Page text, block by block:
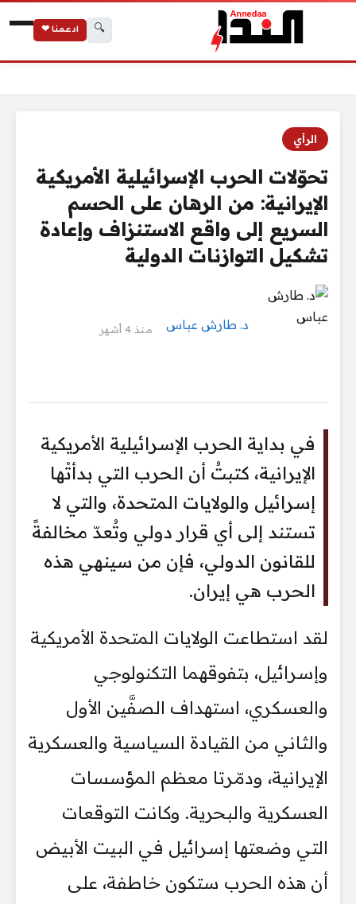
🔍 ادعمنا ❤
الرأي
تحوّلات الحرب الإسرائيلية الأمريكية
الإيرانية: من الرهان على الحسم
السريع إلى واقع الاستنزاف وإعادة
تشكيل التوازنات الدولية
د. طارش عباس منذ 4 أشهر
في بداية الحرب الإسرائيلية الأمريكية
الإيرانية، كتبتُ أن الحرب التي بدأتْها
إسرائيل والولايات المتحدة، والتي لا
تستند إلى أي قرار دولي وتُعدّ مخالفةً
للقانون الدولي، فإن من سينهي هذه
الحرب هي إيران.
لقد استطاعت الولايات المتحدة الأمريكية
وإسرائيل، بتفوقهما التكنولوجي
والعسكري، استهداف الصفَّين الأول
والثاني من القيادة السياسية والعسكرية
الإيرانية، ودمّرتا معظم المؤسسات
العسكرية والبحرية. وكانت التوقعات
التي وضعتها إسرائيل في البيت الأبيض
أن هذه الحرب ستكون خاطفة، على